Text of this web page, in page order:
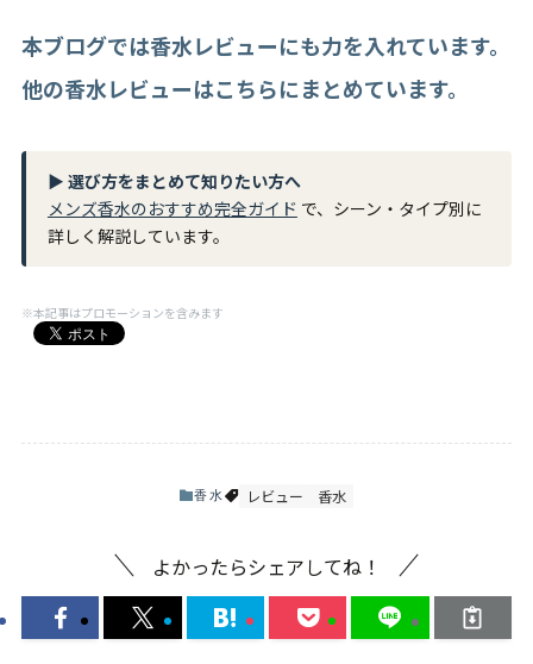
本ブログでは香水レビューにも力を入れています。
他の香水レビューはこちらにまとめています。
▶ 選び方をまとめて知りたい方へ
メンズ香水のおすすめ完全ガイド で、シーン・タイプ別に
詳しく解説しています。
※本記事はプロモーションを含みます
香水 レビュー 香水
よかったらシェアしてね！